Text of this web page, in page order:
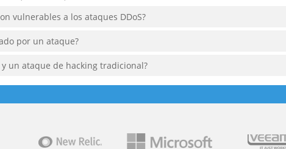
vulnerables a los ataques DDoS?
por un ataque?
un ataque de hacking tradicional?